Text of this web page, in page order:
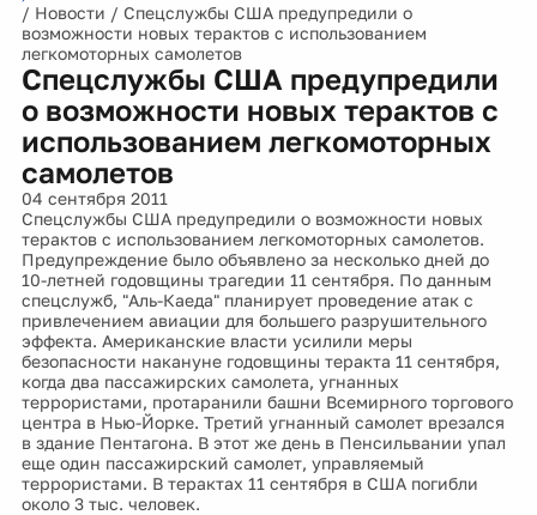
/ Новости / Спецслужбы США предупредили о
возможности новых терактов с использованием
легкомоторных самолетов
Спецслужбы США предупредили
о возможности новых терактов с
использованием легкомоторных
самолетов
04 сентября 2011
Спецслужбы США предупредили о возможности новых
терактов с использованием легкомоторных самолетов.
Предупреждение было объявлено за несколько дней до
10-летней годовщины трагедии 11 сентября. По данным
спецслужб, "Аль-Каеда" планирует проведение атак с
привлечением авиации для большего разрушительного
эффекта. Американские власти усилили меры
безопасности накануне годовщины теракта 11 сентября,
когда два пассажирских самолета, угнанных
террористами, протаранили башни Всемирного торгового
центра в Нью-Йорке. Третий угнанный самолет врезался
в здание Пентагона. В этот же день в Пенсильвании упал
еще один пассажирский самолет, управляемый
террористами. В терактах 11 сентября в США погибли
около 3 тыс. человек.